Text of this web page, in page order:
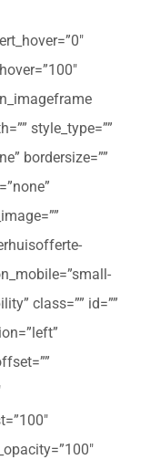
style_type=””
bordersize=””
class=”” id=””